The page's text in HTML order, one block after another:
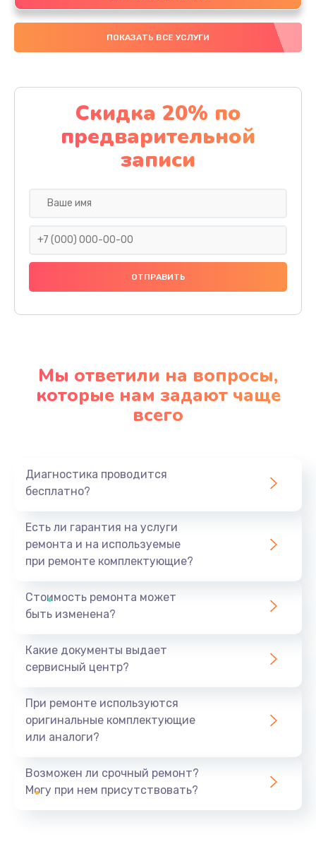
ПОКАЗАТЬ ВСЕ УСЛУГИ
Скидка 20% по
предварительной
записи
Мы ответили на вопросы,
которые нам задают чаще
всего
Диагностика проводится
бесплатно?
Есть ли гарантия на услуги
ремонта и на используемые
при ремонте комплектующие?
Стоимость ремонта может
быть изменена?
Какие документы выдает
сервисный центр?
При ремонте используются
оригинальные комплектующие
или аналоги?
Возможен ли срочный ремонт?
Могу при нем присутствовать?